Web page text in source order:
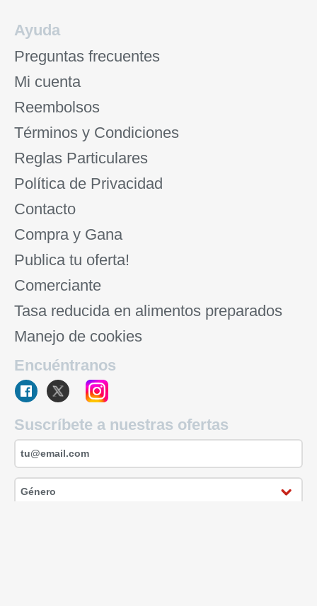
Ayuda
Preguntas frecuentes
Mi cuenta
Reembolsos
Términos y Condiciones
Reglas Particulares
Política de Privacidad
Contacto
Compra y Gana
Publica tu oferta!
Comerciante
Tasa reducida en alimentos preparados
Manejo de cookies
Encuéntranos
Suscríbete a nuestras ofertas